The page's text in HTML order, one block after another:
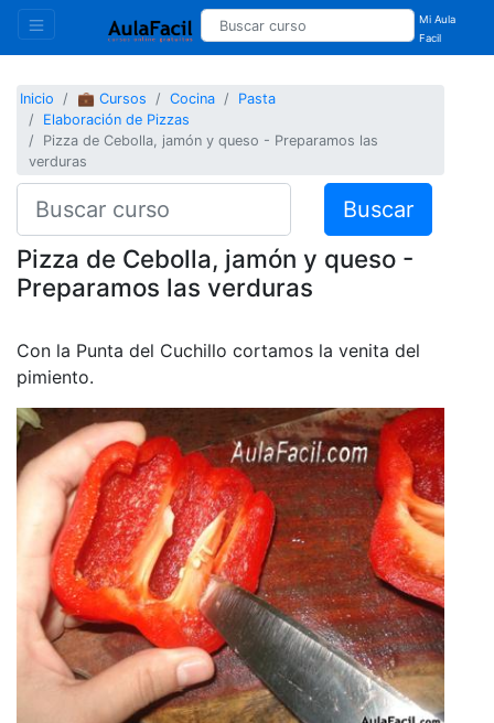
Mi Aula
Facil
Inicio 💼 Cursos Cocina
Pasta
Elaboración de Pizzas
Pizza de Cebolla, jamón y queso - Preparamos las
verduras
Buscar
Pizza de Cebolla, jamón y queso -
Preparamos las verduras
Con la Punta del Cuchillo cortamos la venita del
pimiento.